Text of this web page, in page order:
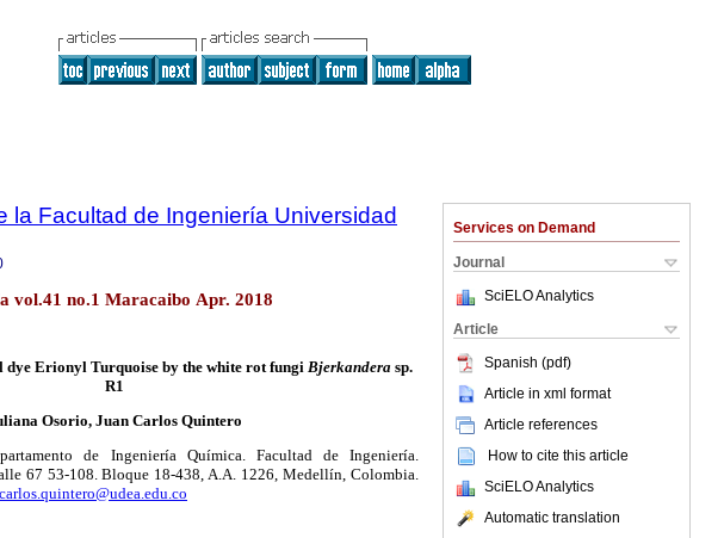
Services on Demand
Journal
SciELO Analytics
Article
Spanish (pdf)
Article in xml format
Article references
How to cite this article
SciELO Analytics
Automatic translation
la Facultad de Ingeniería Universidad
vol.41 no.1 Maracaibo Apr. 2018
Erionyl Turquoise by the white rot fungi Bjerkandera sp.
R1
Osorio, Juan Carlos Quintero
de Ingeniería Química. Facultad de Ingeniería.
67 53-108. Bloque 18-438, A.A. 1226, Medellín, Colombia.
carlos.quintero@udea.edu.co